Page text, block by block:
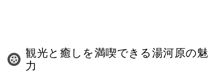
観光と癒しを満喫できる湯河原の魅
力